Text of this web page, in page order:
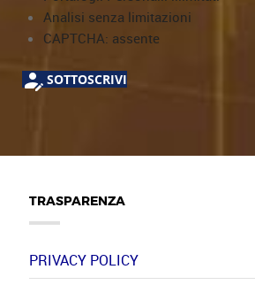
Analisi senza limitazioni
CAPTCHA: assente
SOTTOSCRIVI
TRASPARENZA
PRIVACY POLICY